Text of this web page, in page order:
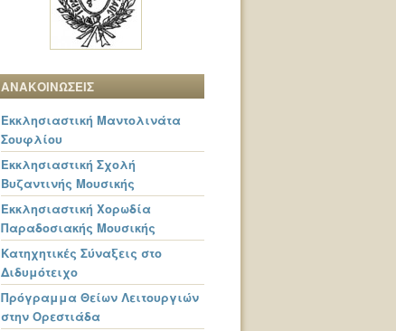
ΑΝΑΚΟΙΝΩΣΕΙΣ
Εκκλησιαστική Μαντολινάτα
Σουφλίου
Εκκλησιαστική Σχολή
Βυζαντινής Μουσικής
Εκκλησιαστική Χορωδία
Παραδοσιακής Μουσικής
Κατηχητικές Σύναξεις στο
Διδυμότειχο
Πρόγραμμα Θείων Λειτουργιών
στην Ορεστιάδα